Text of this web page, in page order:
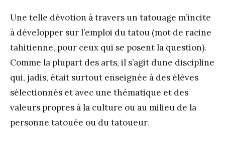
Une telle dévotion à travers un tatouage m’incite
à développer sur l’emploi du tatou (mot de racine
tahitienne, pour ceux qui se posent la question).
Comme la plupart des arts, il s’agit dune discipline
qui, jadis, était surtout enseignée à des élèves
sélectionnés et avec une thématique et des
valeurs propres à la culture ou au milieu de la
personne tatouée ou du tatoueur.